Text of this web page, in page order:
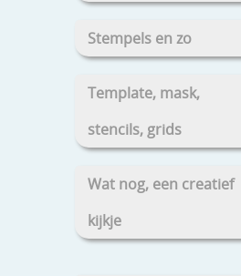
Stempels en zo
Template, mask,
stencils, grids
Wat nog, een creatief
kijkje